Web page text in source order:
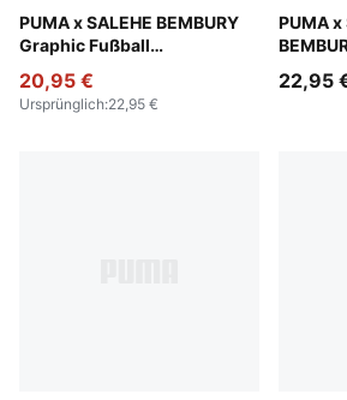
PUMA x SALEHE BEMBURY
Graphic Fußball
Team Light Blue-PUMA White
20,95 €
Ursprünglich:22,95 €
PUMA x
PUMA
22,95